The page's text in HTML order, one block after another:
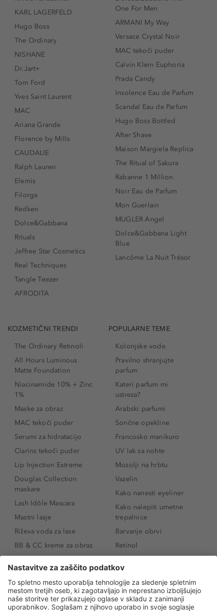
KARL LAGERFELD
Hugo Boss
The Ordinary
NISHANE
Dr.Jart+
Tom Ford
Yves Saint Laurent
MAC
Ariana Grande
Florence by Mills
CAUDALIE
Ralph Lauren
Elemis
Filorga
Redken
Dolce&Gabbana
Rituals
Jeffree Star Cosmetics
Real Techniques
Tangle Teezer
AFRODITA
One For Men
ARMANI My Way
Versace Crystal Noir
MAC tekoči puder
Calvin Klein Euphoria
Prada Candy
Insolence Eau de Parfum
Scandal Eau de Parfum
Hugo Boss Bottled
After Shave
Maison Margiela Replica
The Ritual of Sakura
Rabanne 1 Million
Noir Eau de Parfum
Mon Guerlain
MUGLER Angel
Dolce&Gabbana Light
Blue
Lancôme La Nuit Trésor
KOZMETIČNI TRENDI
The Ordinary Retinoli
All Hours Luminous
Matte Foundation
Niacinamide 10% + Zinc
1%
Maske za obraz
MAC tekoči puder
Serumi za hidratacijo
Clarins tekoči puder
Lip Injection Extreme
Douglas Collection
maskare
Lash Idôle Mascara
Mastni lasje
Riževa voda za lase
BB & CC kreme za obraz
SPF 30
Senčila za oči
Tekoči puder
POPULARNE TEME
Kolonjske vode
Pravilno shranjujte
parfum
Kateri parfum mi
ustreza?
Arabski parfumi
Sončne opekline
Francosko manikuro
UV lak za nohte
Mozolji na hrbtu
Vazelin
Kako nanesti eyeliner
Kako nalepiti umetne
trepalnice
Barvanje obrvi
Retinol
Niacinamid
Rozacea